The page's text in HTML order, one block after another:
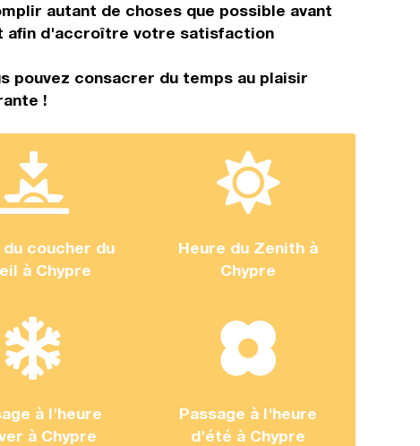
autant de choses que possible avant
afin d'accroître votre satisfaction
pouvez consacrer du temps au plaisir
!
du coucher du
à Chypre
Heure du Zenith à
Chypre
à l'heure
à Chypre
Passage à l'heure
d'été à Chypre